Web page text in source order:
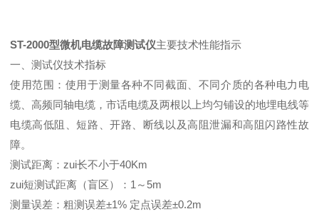
ST-2000型微机电缆故障测试仪主要技术性能指示
一、测试仪技术指标
使用范围：使用于测量各种不同截面、不同介质的各种电力电
缆、高频同轴电缆，市话电缆及两根以上均匀铺设的地埋电线等
电缆高低阻、短路、开路、断线以及高阻泄漏和高阻闪路性故
障。
测试距离：zui长不小于40Km
zui短测试距离（盲区）：1～5m
测量误差：粗测误差±1% 定点误差±0.2m